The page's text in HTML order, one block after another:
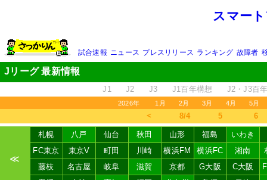
スマー
試合速報 ニュース プレスリリース ランキング 故障者
Jリーグ 最新情報
J1 J2 J3 J1百年構想 J2・J3百
2026年 1月 2月 3月 4月 5月
＜ 8/4 5 6
≪
札幌 八戸 仙台 秋田 山形 福島
いわき
FC東京
東京V 町田 川崎 横浜FM 横浜FC 湘南
藤枝
名古屋 岐阜 滋賀 京都 G大阪 C大阪